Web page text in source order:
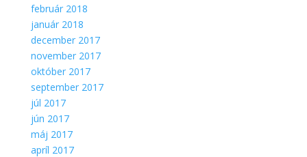
február 2018
január 2018
december 2017
november 2017
október 2017
september 2017
júl 2017
jún 2017
máj 2017
apríl 2017